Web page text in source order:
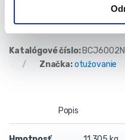
Katalógové číslo: BCJ6002N
Značka:otužovanie
Popis